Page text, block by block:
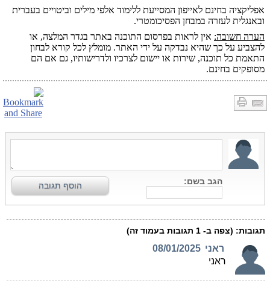
אפליקציה בחינם לאייפון המסייעת ללימוד אלפי מילים וביטויים בעברית
ובאנגלית לעזרה במבחן הפסיכומטרי.
הערה חשובה: אין לראות בפרסום התוכנה באתר בגדר המלצה, או
להצביע על כך שהיא נבדקה על ידי האתר. מומלץ לכל קורא לבחון
התאמת כל תוכנה, שירות או יישום לצרכיו ולדרישותיו, גם אם הם
מסופקים בחינם.